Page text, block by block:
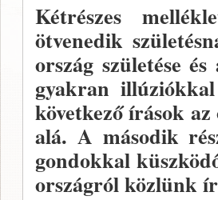
Kétrészes
ötvenedik
ország születése
gyakran
következő írások
alá. A második
gondokkal
országról közlünk